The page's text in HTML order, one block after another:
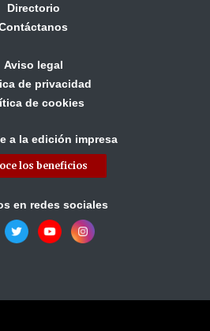
Directorio
Aviso legal
de privacidad
de cookies
a la edición impresa
los beneficios
en redes sociales